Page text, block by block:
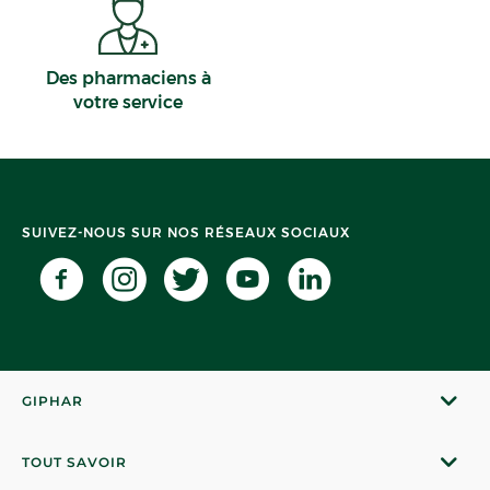
Des pharmaciens à
votre service
SUIVEZ-NOUS SUR NOS RÉSEAUX SOCIAUX
GIPHAR
TOUT SAVOIR